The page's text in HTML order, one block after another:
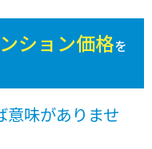
ション価格を
意味がありませ